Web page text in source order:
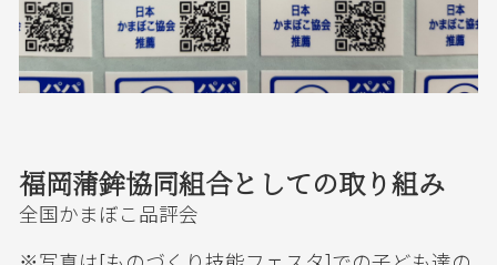
福岡蒲鉾協同組合としての取り組み
全国かまぼこ品評会